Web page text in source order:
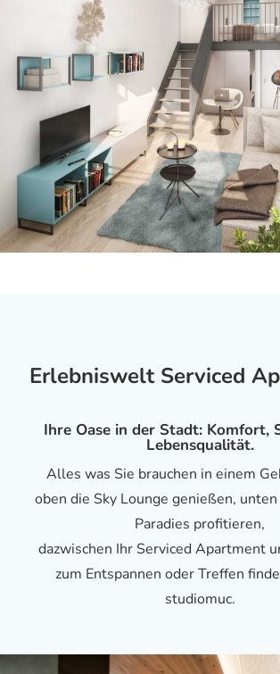
Erlebniswelt Serviced
Ihre Oase in der Stadt: Komfort,
Lebensqualität.
Alles was Sie brauchen in einem
oben die Sky Lounge genießen,
Paradies profitieren,
dazwischen Ihr Serviced Apartment
zum Entspannen oder Treffen
studiomuc.